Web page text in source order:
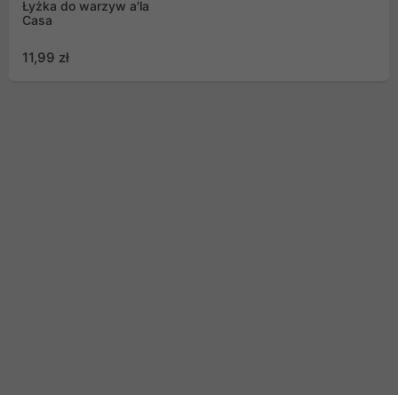
Łyżka do warzyw a'la
Casa
11,99 zł